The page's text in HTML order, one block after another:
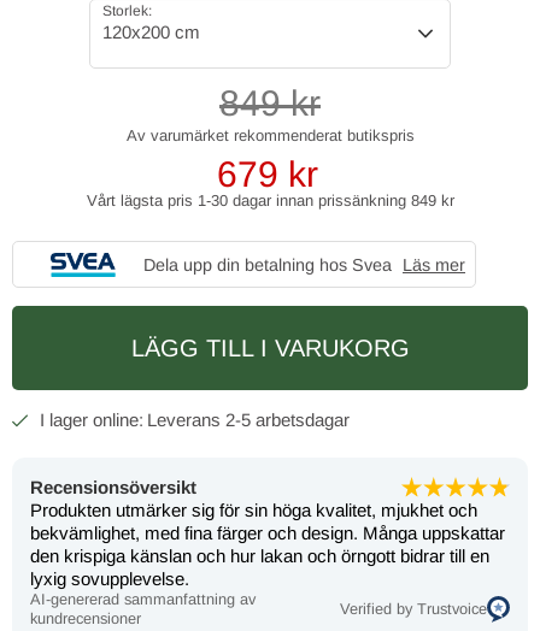
Storlek:
120x200 cm
849kr
679 kr
Vårt lägsta pris 1-30 dagar innan prissänkning 849 kr
Dela upp din betalning hos Svea Läs mer
LÄGG TILL I VARUKORG
2-5 arbetsdagar
Recensionsöversikt
Produkten utmärker sig för sin höga kvalitet, mjukhet och
bekvämlighet, med fina färger och design. Många uppskattar
den krispiga känslan och hur lakan och örngott bidrar till en
lyxig sovupplevelse.
AI-genererad sammanfattning av
kundrecensioner
Verified by Trustvoice